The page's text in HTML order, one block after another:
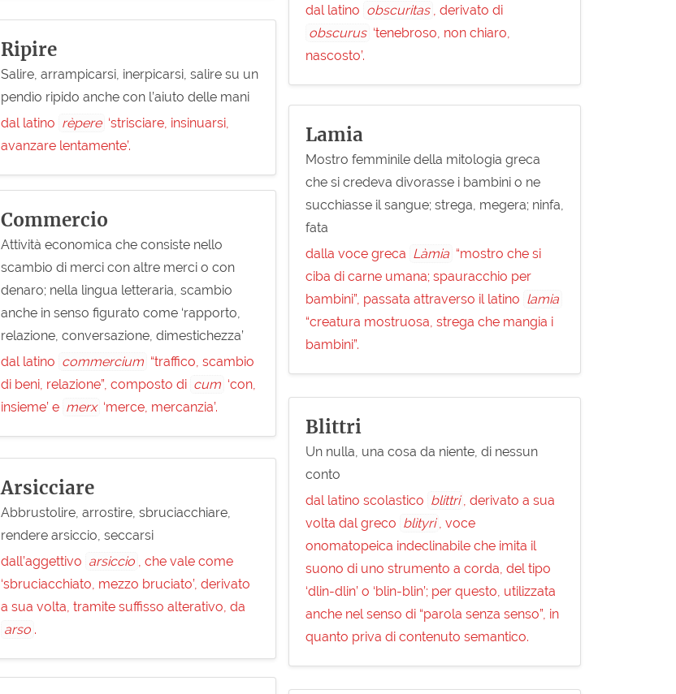
dal latino obscuritas
, derivato di
obscurus ‘tenebroso, non chiaro,
nascosto’.
Ripire
Salire, arrampicarsi, inerpicarsi, salire su un
pendìo ripido anche con l’aiuto delle mani
dal latino rèpere ‘strisciare, insinuarsi,
avanzare lentamente’.
Lamia
Mostro femminile della mitologia greca
che si credeva divorasse i bambini o ne
succhiasse il sangue; strega, megera; ninfa,
fata
dalla voce greca Làmia “mostro che si
ciba di carne umana; spauracchio per
bambini”, passata attraverso il latino lamia
“creatura mostruosa, strega che mangia i
bambini”.
Commercio
Attività economica che consiste nello
scambio di merci con altre merci o con
denaro; nella lingua letteraria, scambio
anche in senso figurato come ‘rapporto,
relazione, conversazione, dimestichezza’
dal latino commercium “traffico, scambio
di beni, relazione”, composto di cum ‘con,
insieme’ e merx ‘merce, mercanzia’.
Blittri
Un nulla, una cosa da niente, di nessun
conto
dal latino scolastico blittri
, derivato a sua
volta dal greco blìtyri
, voce
onomatopeica indeclinabile che imita il
suono di uno strumento a corda, del tipo
‘dlin-dlin’ o ‘blin-blin’; per questo, utilizzata
anche nel senso di “parola senza senso”, in
quanto priva di contenuto semantico.
Arsicciare
Abbrustolire, arrostire, sbruciacchiare,
rendere arsiccio, seccarsi
dall’aggettivo arsiccio
, che vale come
‘sbruciacchiato, mezzo bruciato’, derivato
a sua volta, tramite suffisso alterativo, da
arso .